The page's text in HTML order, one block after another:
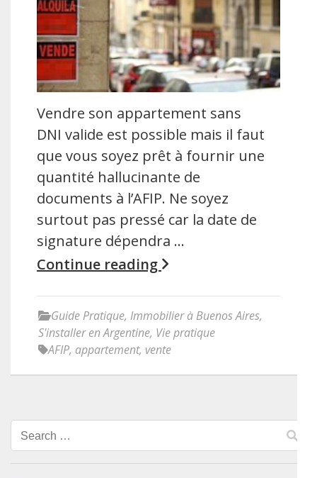
Vendre son appartement sans
DNI valide est possible mais il faut
que vous soyez prêt à fournir une
quantité hallucinante de
documents à l’AFIP. Ne soyez
surtout pas pressé car la date de
signature dépendra …
Continue reading
Guide Pratique, Immobilier à Buenos Aires,
S'installer en Argentine, Vie pratique
AFIP, appartement, vente
Search
for: